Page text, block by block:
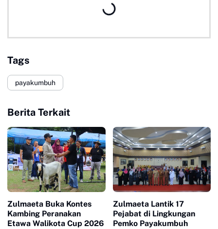
Tags
payakumbuh
Berita Terkait
Zulmaeta Buka Kontes
Kambing Peranakan
Etawa Walikota Cup 2026
Zulmaeta Lantik 17
Pejabat di Lingkungan
Pemko Payakumbuh